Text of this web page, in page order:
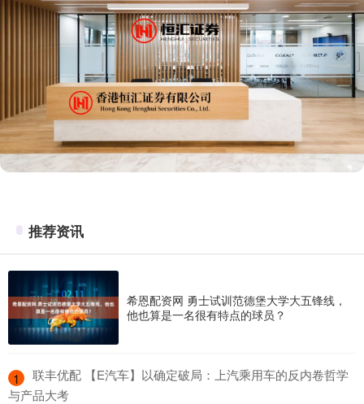
推荐资讯
希恩配资网 勇士试训范德堡大学大五锋线，
他也算是一名很有特点的球员？
1
​联丰优配 【E汽车】以确定破局：上汽乘用车的反内卷哲学
与产品大考